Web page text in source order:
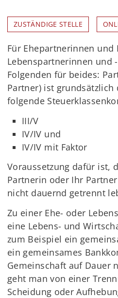
ZUSTÄNDIGE STELLE
Für Ehepartnerinnen und
Lebenspartnerinnen und
Folgenden für beides:
Partner) ist grundsätzlich
folgende
III/V
IV/IV und
IV/IV mit Faktor
Voraussetzung dafür ist,
Partnerin oder Ihr
nicht dauernd getrennt
Zu einer Ehe- oder
eine Lebens- und
zum Beispiel ein
ein gemeinsames
Gemeinschaft auf Dauer
geht man von einer
Scheidung oder